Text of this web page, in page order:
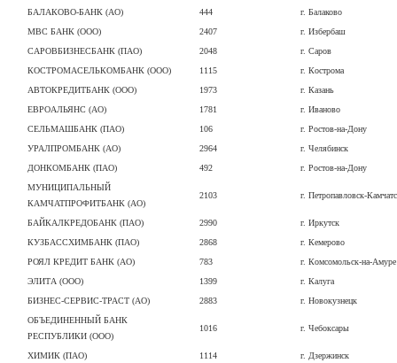
БАЛАКОВО-БАНК (АО)
444
г. Балаково
МВС БАНК (ООО)
2407
г. Избербаш
САРОВБИЗНЕСБАНК (ПАО)
2048
г. Саров
КОСТРОМАСЕЛЬКОМБАНК (ООО)
1115
г. Кострома
АВТОКРЕДИТБАНК (ООО)
1973
г. Казань
ЕВРОАЛЬЯНС (АО)
1781
г. Иваново
СЕЛЬМАШБАНК (ПАО)
106
г. Ростов-на-Дону
УРАЛПРОМБАНК (АО)
2964
г. Челябинск
ДОНКОМБАНК (ПАО)
492
г. Ростов-на-Дону
МУНИЦИПАЛЬНЫЙ
КАМЧАТПРОФИТБАНК (АО)
2103 г. Петропавловск-
БАЙКАЛКРЕДОБАНК (ПАО) 2990
г. Иркутск
КУЗБАССХИМБАНК (ПАО)
2868
г. Кемерово
РОЯЛ КРЕДИТ БАНК (АО)
783
г. Комсомольск-на-Амуре
ЭЛИТА (ООО)
1399
г. Калуга
БИЗНЕС-СЕРВИС-ТРАСТ (АО)
2883
г. Новокузнецк
ОБЪЕДИНЕННЫЙ БАНК
РЕСПУБЛИКИ (ООО)
1016 г. Чебоксары
ХИМИК (ПАО) 1114 г. Дзержинск